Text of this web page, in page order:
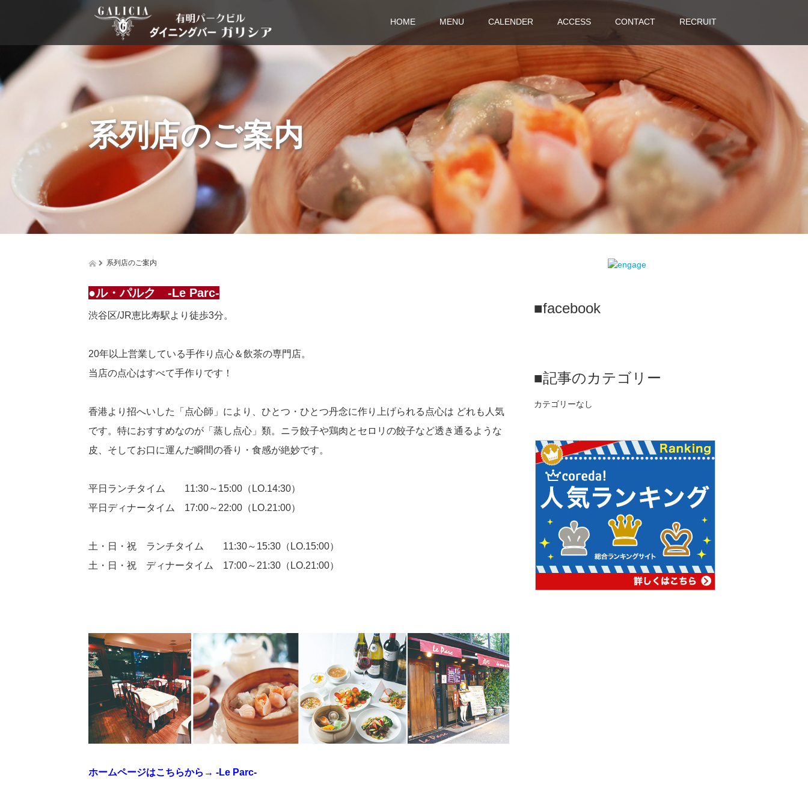
HOME MENU CALENDER ACCESS CONTACT RECRUIT
系列店のご案内
系列店のご案内
●ル・パルク -Le Parc-
渋谷区/JR恵比寿駅より徒歩3分。
20年以上営業している手作り点心＆飲茶の専門店。
当店の点心はすべて手作りです！
香港より招へいした「点心師」により、ひとつ・ひとつ丹念に作り上げられる点心は どれも人気
です。特におすすめなのが「蒸し点心」類。ニラ餃子や鶏肉とセロリの餃子など透き通るような
皮、そしてお口に運んだ瞬間の香り・食感が絶妙です。
平日ランチタイム 11:30～15:00（LO.14:30）
平日ディナータイム 17:00～22:00（LO.21:00）
土・日・祝 ランチタイム 11:30～15:30（LO.15:00）
土・日・祝 ディナータイム 17:00～21:30（LO.21:00）
ホームページはこちらから→ -Le Parc-
■facebook
■記事のカテゴリー
カテゴリーなし